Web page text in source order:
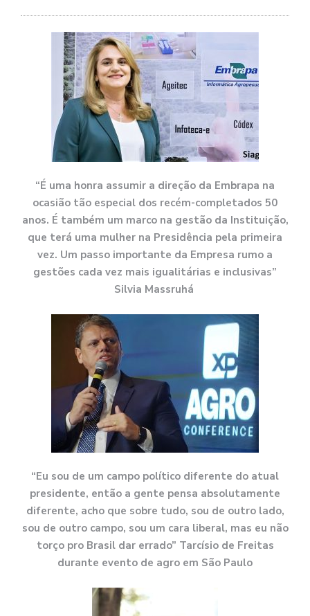
“É uma honra assumir a direção da Embrapa na
ocasião tão especial dos recém-completados 50
anos. É também um marco na gestão da Instituição,
que terá uma mulher na Presidência pela primeira
vez. Um passo importante da Empresa rumo a
gestões cada vez mais igualitárias e inclusivas”
Silvia Massruhá
“Eu sou de um campo político diferente do atual
presidente, então a gente pensa absolutamente
diferente, acho que sobre tudo, sou de outro lado,
sou de outro campo, sou um cara liberal, mas eu não
torço pro Brasil dar errado” Tarcísio de Freitas
durante evento de agro em São Paulo